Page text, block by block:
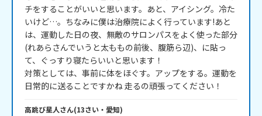
チをすることがいいと思います。あと、アイシング。冷た
いけど…。ちなみに僕は治療院によく行っています!あと
は、運動した日の夜、無敵のサロンパスをよく使った部分
(れあらさんでいうと太ももの前後、腹筋ら辺)、に貼っ
て、ぐっすり寝たらいいと思います！
対策としては、事前に体をほぐす。アップをする。運動を
日常的に送ることですかね 走るの頑張ってください！
高跳び星人さん(13さい・ 愛知)